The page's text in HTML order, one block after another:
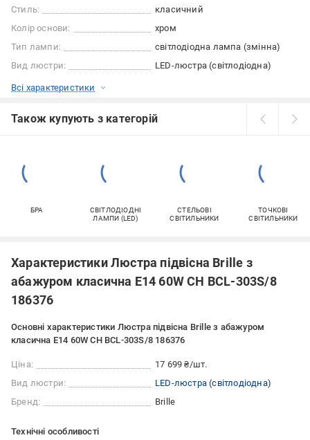
Стиль:
класичний
Колір основи:
хром
Тип лампи:
світлодіодна лампа (змінна)
Вид люстри:
LED-люстра (світлодіодна)
Всі характеристики
Також купують з категорій
БРА
СВІТЛОДІОДНІ
ЛАМПИ (LED)
СТЕЛЬОВІ
СВІТИЛЬНИКИ
ТОЧКОВІ
СВІТИЛЬНИКИ
Характеристики Люстра підвісна Brille з
абажуром класична E14 60W CH BCL-303S/8
186376
Основні характеристики Люстра підвісна Brille з абажуром
класична E14 60W CH BCL-303S/8 186376
Ціна:
17 699 ₴/шт.
Вид люстри:
LED-люстра (світлодіодна)
Бренд:
Brille
Технічні особливості